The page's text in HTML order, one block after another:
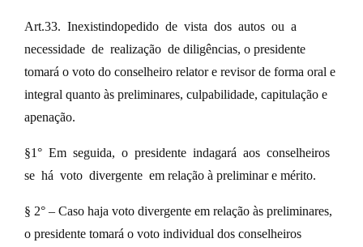
Art.33. Inexistindopedido de vista dos autos ou a
necessidade de realização de diligências, o presidente
tomará o voto do conselheiro relator e revisor de forma oral e
integral quanto às preliminares, culpabilidade, capitulação e
apenação.
§1° Em seguida, o presidente indagará aos conselheiros
se há voto divergente em relação à preliminar e mérito.
§ 2° – Caso haja voto divergente em relação às preliminares,
o presidente tomará o voto individual dos conselheiros